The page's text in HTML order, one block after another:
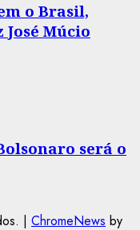
o Brasil,
Múcio
será o
| ChromeNews by